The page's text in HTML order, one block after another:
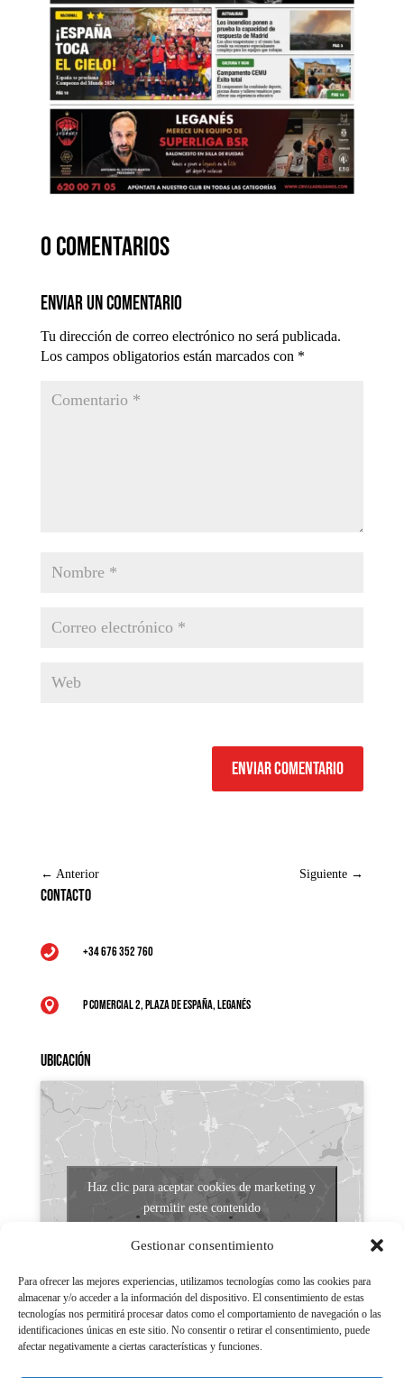
Gestionar consentimiento
Para ofrecer las mejores experiencias, utilizamos tecnologías como las cookies para
almacenar y/o acceder a la información del dispositivo. El consentimiento de estas
tecnologías nos permitirá procesar datos como el comportamiento de navegación o las
identificaciones únicas en este sitio. No consentir o retirar el consentimiento, puede
afectar negativamente a ciertas características y funciones.
0 comentarios
Enviar un comentario
Tu dirección de correo electrónico no será publicada.
Los campos obligatorios están marcados con *
Enviar comentario
← Anterior Siguiente →
Contacto
 +34 676 352 760
 P Comercial 2, Plaza de España, Leganés
Ubicación
Haz clic para aceptar cookies de marketing y
permitir este contenido
Aviso legal